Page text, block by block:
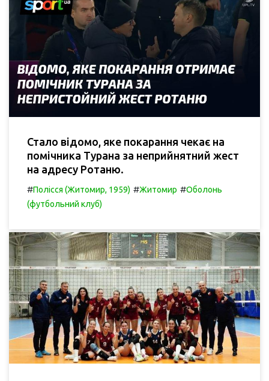
Стало відомо, яке покарання чекає на
помічника Турана за неприйнятний жест
на адресу Ротаню.
#Полісся (Житомир, 1959) #Житомир #Оболонь
(футбольний клуб)